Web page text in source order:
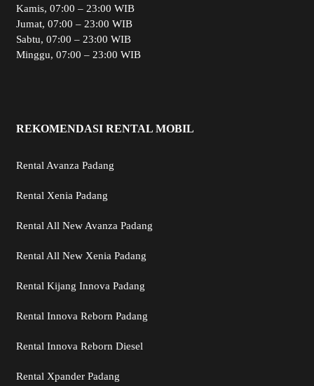
Kamis, 07:00 – 23:00 WIB
Jumat, 07:00 – 23:00 WIB
Sabtu, 07:00 – 23:00 WIB
Minggu, 07:00 – 23:00 WIB
REKOMENDASI RENTAL MOBIL
Rental Avanza Padang
Rental Xenia Padang
Rental All New Avanza Padang
Rental All New Xenia Padang
Rental Kijang Innova Padang
Rental Innova Reborn Padang
Rental Innova Reborn Diesel
Rental Xpander Padang